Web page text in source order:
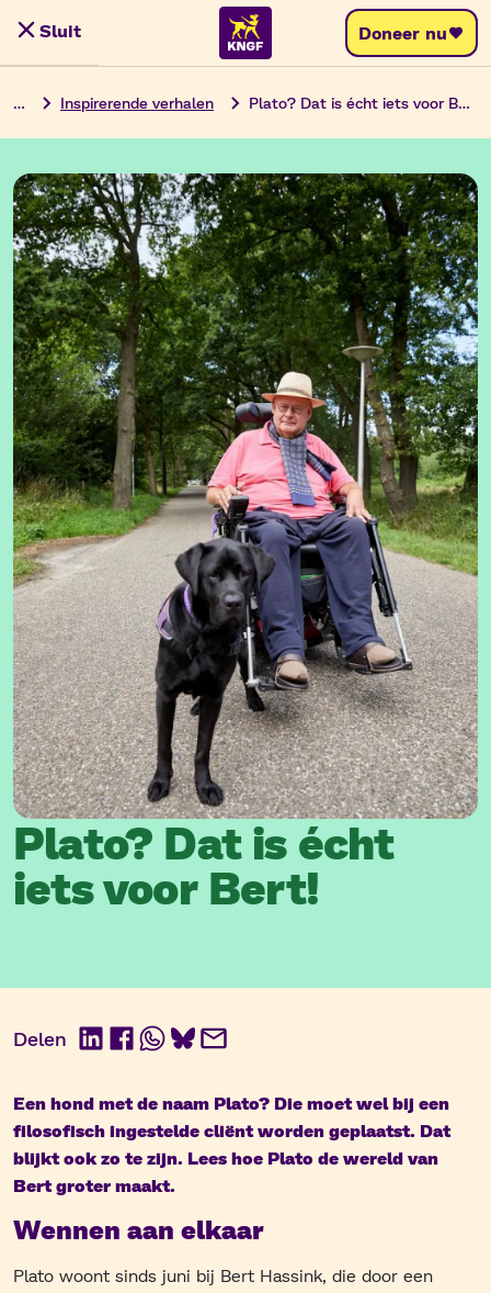
naar
inhoud
Menu Doneer nu
Sluit
… Inspirerende verhalen Plato? Dat is écht iets voor Bert!
Plato? Dat is écht
iets voor Bert!
Delen
LinkedIn
Facebook
WhatsApp
BlueSky
E-
Een hond met de naam Plato? Die moet wel bij een
filosofisch ingestelde cliënt worden geplaatst. Dat
blijkt ook zo te zijn. Lees hoe Plato de wereld van
Bert groter maakt.
Wennen aan elkaar
Plato woont sinds juni bij Bert Hassink, die door een